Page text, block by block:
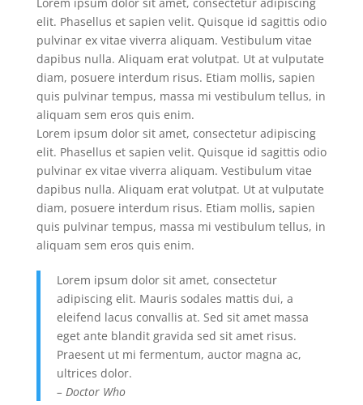
elit. Phasellus et sapien velit. Quisque id sagittis odio
pulvinar ex vitae viverra aliquam. Vestibulum vitae
dapibus nulla. Aliquam erat volutpat. Ut at vulputate
diam, posuere interdum risus. Etiam mollis, sapien
quis pulvinar tempus, massa mi vestibulum tellus, in
aliquam sem eros quis enim.
Lorem ipsum dolor sit amet, consectetur adipiscing
elit. Phasellus et sapien velit. Quisque id sagittis odio
pulvinar ex vitae viverra aliquam. Vestibulum vitae
dapibus nulla. Aliquam erat volutpat. Ut at vulputate
diam, posuere interdum risus. Etiam mollis, sapien
quis pulvinar tempus, massa mi vestibulum tellus, in
aliquam sem eros quis enim.
Lorem ipsum dolor sit amet, consectetur
adipiscing elit. Mauris sodales mattis dui, a
eleifend lacus convallis at. Sed sit amet massa
eget ante blandit gravida sed sit amet risus.
Praesent ut mi fermentum, auctor magna ac,
ultrices dolor.
– Doctor Who